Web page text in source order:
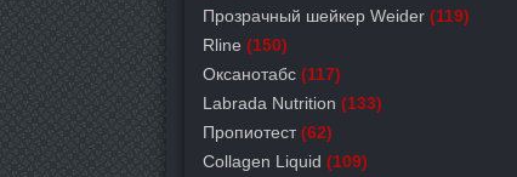
Прозрачный шейкер Weider (119)
Rline (150)
Оксанотабс (117)
Labrada Nutrition (133)
Пропиотест (62)
Collagen Liquid (109)